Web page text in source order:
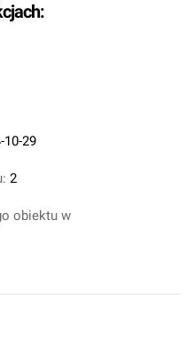
10-29
2
obiektu w